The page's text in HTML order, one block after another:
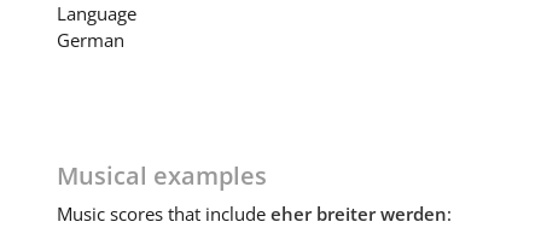
Language
German
Musical examples
Musicscores that include eher breiter werden: